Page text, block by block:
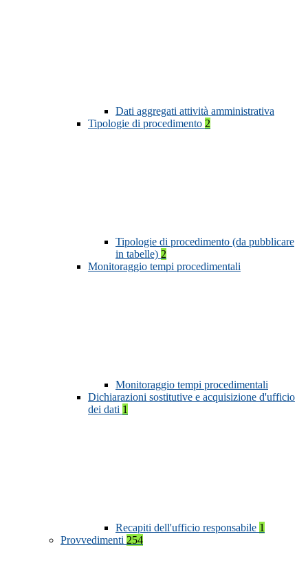
Dati aggregati attività amministrativa
Tipologie di procedimento 2
Tipologie di procedimento (da pubblicare
in tabelle) 2
Monitoraggio tempi procedimentali
Monitoraggio tempi procedimentali
Dichiarazioni sostitutive e acquisizione d'ufficio
dei dati 1
Recapiti dell'ufficio responsabile 1
Provvedimenti 254